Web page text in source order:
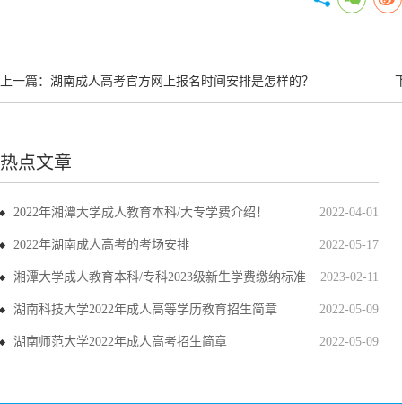
上一篇： 湖南成人高考官方网上报名时间安排是怎样的？
热点文章
2022-04-01
2022年湘潭大学成人教育本科/大专学费介绍！
2022-05-17
2022年湖南成人高考的考场安排
2023-02-11
湘潭大学成人教育本科/专科2023级新生学费缴纳标准
2022-05-09
湖南科技大学2022年成人高等学历教育招生简章
2022-05-09
湖南师范大学2022年成人高考招生简章